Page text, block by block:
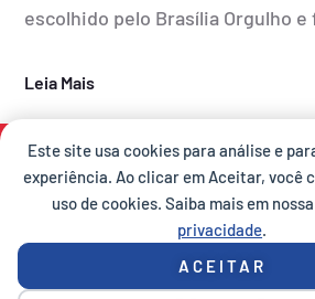
Este site usa cookies para análise e
experiência. Ao clicar em Aceitar, você
uso de cookies. Saiba mais em nossa
privacidade.
ACEITAR
escolhido pelo Brasília Orgulho e
Leia Mais
Site desenvolvido por:
Execução: